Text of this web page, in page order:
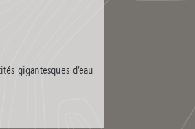
gigantesques d’eau